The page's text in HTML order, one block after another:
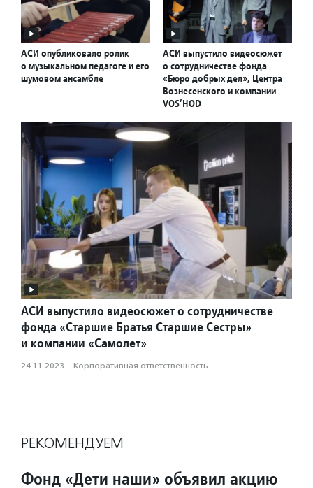
АСИ опубликовало ролик
о музыкальном педагоге и его
шумовом ансамбле
АСИ выпустило видеосюжет
о сотрудничестве фонда
«Бюро добрых дел», Центра
Вознесенского и компании
VOS’HOD
АСИ выпустило видеосюжет о сотрудничестве
фонда «Старшие Братья Старшие Сестры»
и компании «Самолет»
24.11.2023 · Корпоративная ответственность
РЕКОМЕНДУЕМ
Фонд «Дети наши» объявил акцию